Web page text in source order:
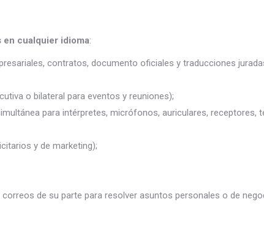
cualquier idioma:
contratos, documento oficiales y traducciones
o bilateral para eventos y reuniones);
para intérpretes, micrófonos, auriculares, receptores,
y de marketing);
de su parte para resolver asuntos personales o de